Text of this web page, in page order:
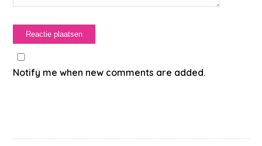
Notify me when new comments are added.